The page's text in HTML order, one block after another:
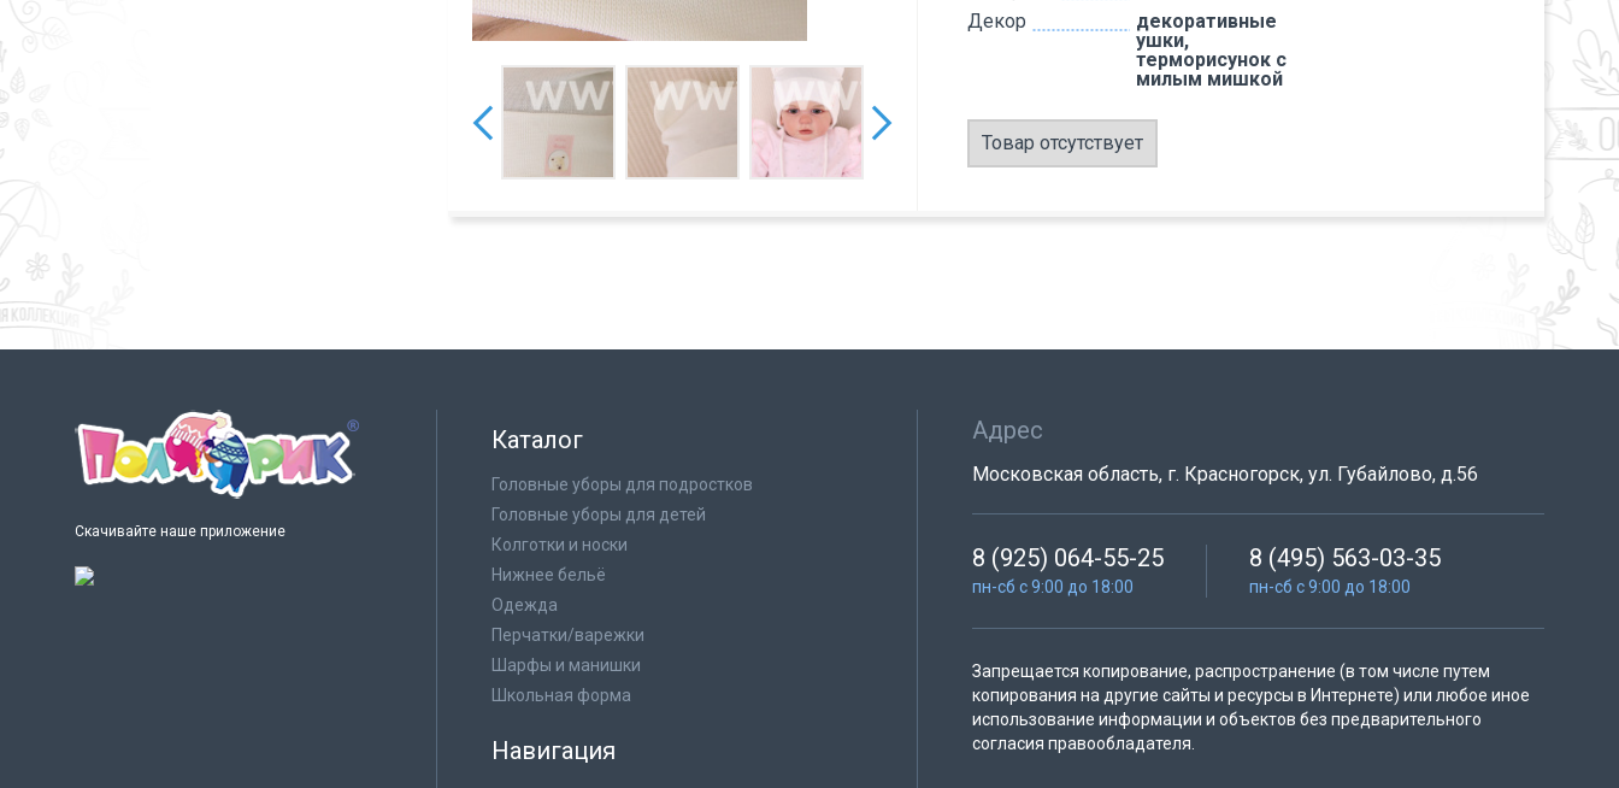
Декор
декоративные
ушки,
терморисунок с
милым мишкой
Товар отсутствует
Скачивайте наше приложение
Каталог
Головные уборы для подростков
Головные уборы для детей
Колготки и носки
Нижнее бельё
Одежда
Перчатки/варежки
Шарфы и манишки
Школьная форма
Навигация
Адрес
Московская область, г. Красногорск, ул. Губайлово, д.56
8 (925) 064-55-25
пн-сб с 9:00 до 18:00
8 (495) 563-03-35
пн-сб с 9:00 до 18:00
Запрещается копирование, распространение (в том числе путем
копирования на другие сайты и ресурсы в Интернете) или любое иное
использование информации и объектов без предварительного
согласия правообладателя.